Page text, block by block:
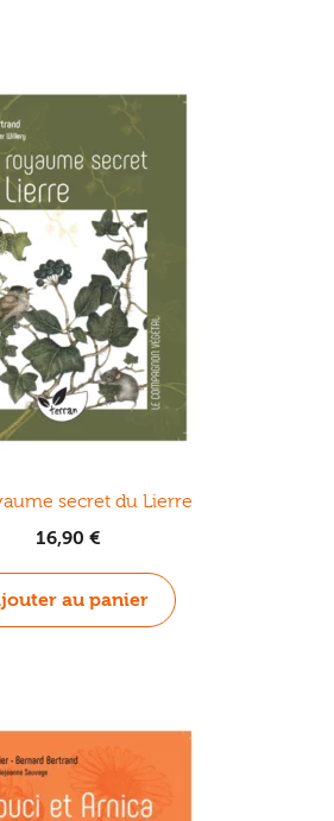
secret du Lierre
16,90 €
au panier